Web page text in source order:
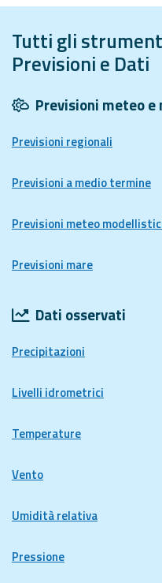
Il progetto
Meteo
Emilia-
Contatti
Tutti gli
Previsioni e Dati
Previsioni meteo e
Previsioni regionali
Previsioni a medio termine
Previsioni meteo
Previsioni mare
Dati osservati
Precipitazioni
Livelli idrometrici
Temperature
Vento
Umidità relativa
Pressione